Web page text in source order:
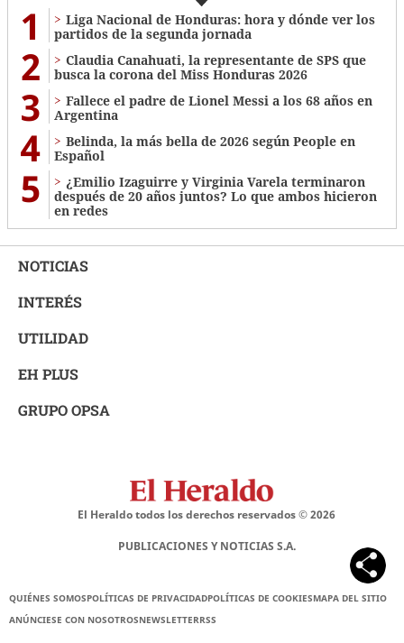
1
Liga Nacional de Honduras: hora y dónde ver los
partidos de la segunda jornada
2
Claudia Canahuati, la representante de SPS que
busca la corona del Miss Honduras 2026
3
Fallece el padre de Lionel Messi a los 68 años en
Argentina
4
Belinda, la más bella de 2026 según People en
Español
5
¿Emilio Izaguirre y Virginia Varela terminaron
después de 20 años juntos? Lo que ambos hicieron
en redes
NOTICIAS
INTERÉS
UTILIDAD
EH PLUS
GRUPO OPSA
El Heraldo todos los derechos reservados ©2026
PUBLICACIONES Y NOTICIAS S.A.
QUIÉNES SOMOSPOLÍTICAS DE PRIVACIDADPOLÍTICAS DE COOKIESMAPA DEL SITIO
ANÚNCIESE CON NOSOTROSNEWSLETTERRSS